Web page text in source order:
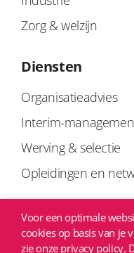
Zorg & welzijn
Diensten
Organisatieadvies
Interim-
Werving & selectie
Opleidingen en
Links
Privacyverklaring
Voor een optimale
cookies op basis van je
zie onze privacy policy.